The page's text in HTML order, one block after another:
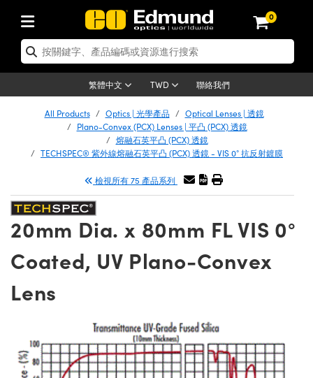
0
繁體中文 TWD 聯絡我們
| 光學產品
| 反射鏡
Diffusers | 窗鏡或擴散片
| 偏振光學元件
| 分光鏡
| 繞射光柵
Components | SCHOTT 光學
Optics | 雷射光學
| 雷射透鏡
| 超快光學
器
Assemblies | 雷射光學元件組装
| 雷射光束整形
| 雷射分光鏡
| 雷射顯微鏡
| 光機組件
System | 光學籠式系統
Mounts | 台式光學安裝座
and Breadboards | 光學平臺和
| 顯微鏡
| Mitutoyo 物鏡
| Olympus 物鏡
| ZEISS 物鏡
Microscopes
Objectives
Objectives | 有限共軛物鏡
| 反射物鏡
Objectives
| 雷射
and Electronics | 雷射量
| 雷射光學
| 雷射防護
Lenses | 成像鏡頭
Lenses | 定焦鏡頭
| 遠心鏡頭
(S-Mount Lenses) | M12 鏡頭 (S 接
Magnification Lenses
| 顯微鏡物鏡
| 影視製作和高級攝影
Accessories | 成像鏡頭配件
| 相機
Cameras | Gigabit乙太網相
| FLIR 相機
Cameras | Teledyne Dalsa 相
Microscopy Cameras
Cameras | Allied Vision 相機
| Basler 相機
Cameras | IDS 相機
Labs Cameras™ | Lucid Vision
and Illumination | 照明
Lighting | 機器視覺光源
|顯微鏡照明
| 其他光源
Accessories | 光源配件
Targets | 測試板
Targets | 解析度測試板
Targets | 畸變測試版
& Stage Micrometers | 圖像分
Level Test Targets | 色卡測試板
| USAF 測試版
and Detection | 測試與監測
| 光學度量
Solutions | 機器視覺方案
and Electronics | 雷射量
測器
大器
| 光度計
| 光譜儀
and Roughness Standards | 表面
度標準
Tools | 量測工具
and Production | 實驗室和生產
| 清潔用品
Handling Tools | 零件夾持用品
| 通用工具
Products | Acktar 黑色吸光
| 暗室器材
Accessories | UV固化設備
室套件
用選購
Imaging
Imaging
Microscopy
By Brand
Products | 新品專區
Lenses
and Detection
| 清倉品
| 清倉光學產品
| 清倉光機組件
| 清倉顯微鏡
Lenses | 清倉成像鏡頭
| 清倉相機
| 清倉照明
and Detection
Products | 重新認證產品
| 重新認證光學產品
| 重新認證光機組
| 重新認證顯微鏡
Lenses | 重新認證成像鏡
Targets
and Detection
All Products Optics | 光學產品
Optical Lenses | 透鏡
Plano-Convex (PCX) Lenses | 平凸 (PCX) 透鏡
熔融石英平凸 (PCX) 透鏡
TECHSPEC® 紫外線熔融石英平凸 (PCX) 透鏡 - VIS 0° 抗反射鍍膜
檢視所有 75 產品系列
20mm Dia. x 80mm FL VIS 0°
Coated, UV Plano-Convex
Lens